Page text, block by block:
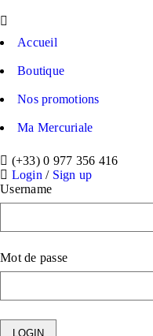
Accueil
Boutique
Nos promotions
Ma Mercuriale
(+33) 0 977 356 416
Login / Sign up
Username
Mot de passe